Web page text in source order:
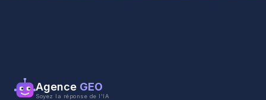
Agence GEO
Soyez la réponse de l'IA